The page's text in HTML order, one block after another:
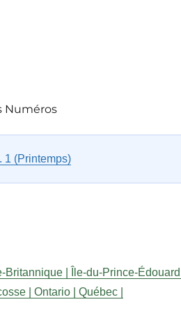
Numéros
1 (Printemps)
Britannique |
Île-du-Prince-Édouard |
| Ontario | Québec |